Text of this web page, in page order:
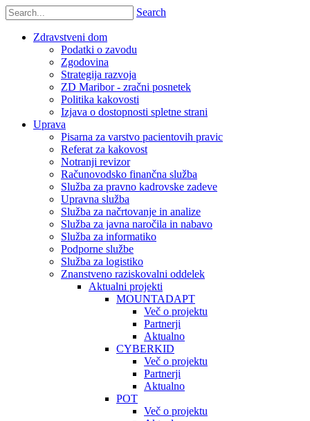
Search
Zdravstveni dom
Podatki o zavodu
Zgodovina
Strategija razvoja
ZD Maribor - zračni posnetek
Politika kakovosti
Izjava o dostopnosti spletne strani
Uprava
Pisarna za varstvo pacientovih pravic
Referat za kakovost
Notranji revizor
Računovodsko finančna služba
Služba za pravno kadrovske zadeve
Upravna služba
Služba za načrtovanje in analize
Služba za javna naročila in nabavo
Služba za informatiko
Podporne službe
Služba za logistiko
Znanstveno raziskovalni oddelek
Aktualni projekti
MOUNTADAPT
Več o projektu
Partnerji
Aktualno
CYBERKID
Več o projektu
Partnerji
Aktualno
POT
Več o projektu